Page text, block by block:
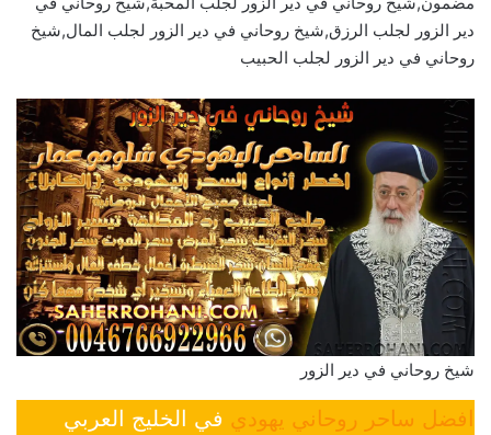
دير الزور لجلب الرزق,شيخ روحاني في دير الزور لجلب المال,شيخ
روحاني في دير الزور لجلب الحبيب
شيخ روحاني في دير الزور
افضل ساحر روحاني يهودي في الخليج العربي